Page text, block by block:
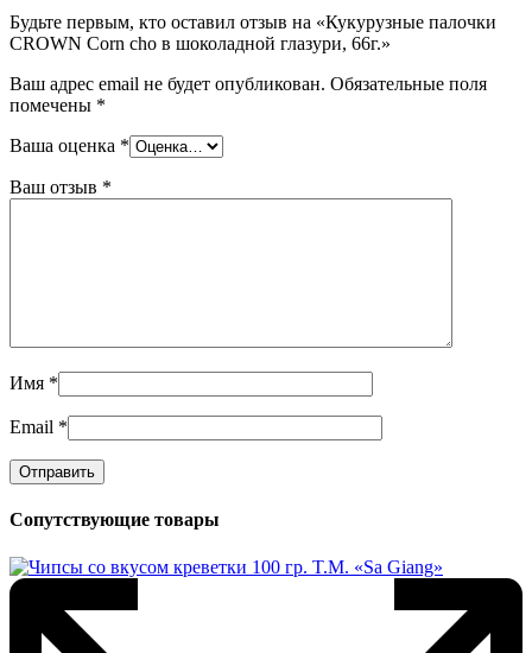
Будьте первым, кто оставил отзыв на «Кукурузные палочки
CROWN Corn cho в шоколадной глазури, 66г.»
Ваш адрес email не будет опубликован. Обязательные поля
помечены *
Ваша оценка *
Ваш отзыв *
Имя *
Email *
Сопутствующие товары